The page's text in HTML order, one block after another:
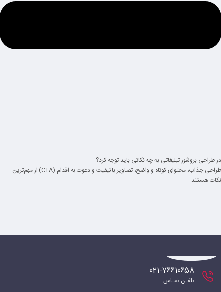
در طراحی بروشور تبلیغاتی به چه نکاتی باید توجه کرد؟
طراحی جذاب، محتوای کوتاه و واضح، تصاویر باکیفیت و دعوت به اقدام (CTA) از مهم‌ترین
نکات هستند.
021-76610658
تلفـن تمـاس